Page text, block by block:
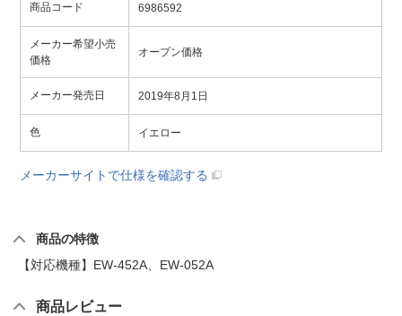
商品コード 6986592
メーカー希望小売
価格
オープン価格
メーカー発売日 2019年8月1日
色 イエロー
メーカーサイトで仕様を確認する
商品の特徴
【対応機種】EW-452A、EW-052A
商品レビュー